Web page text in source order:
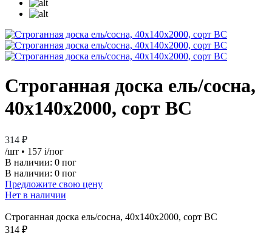
Строганная доска ель/сосна,
40х140х2000, сорт ВС
314 ₽
/шт • 157 i/пог
В наличии: 0 пог
В наличии: 0 пог
Предложите свою цену
Нет в наличии
Строганная доска ель/сосна, 40х140х2000, сорт ВС
314 ₽